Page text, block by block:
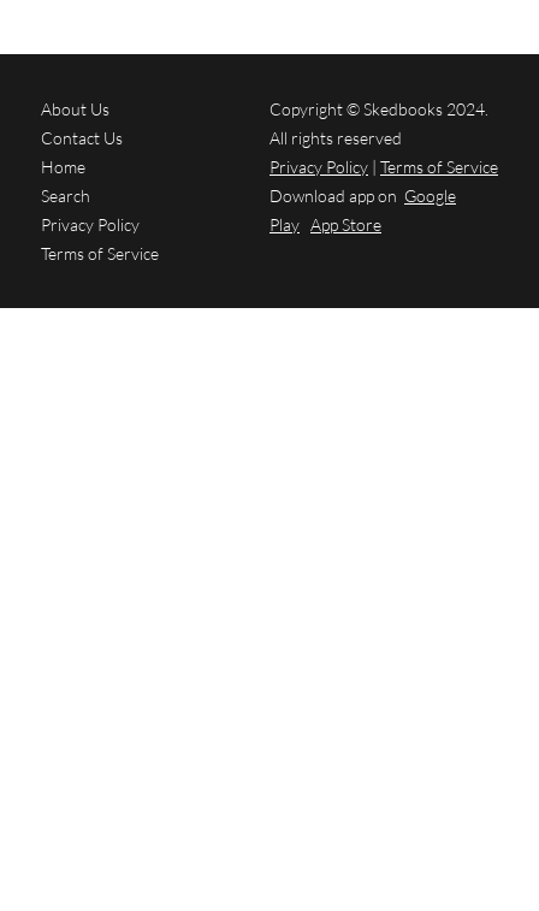
About Us
Contact Us
Home
Search
Privacy Policy
Terms of Service
Copyright © Skedbooks 2024.
All rights reserved
Privacy Policy | Terms of Service
Download app on Google
Play App Store